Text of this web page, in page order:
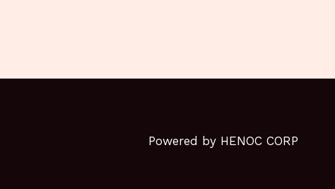
Powered by HENOC CORP